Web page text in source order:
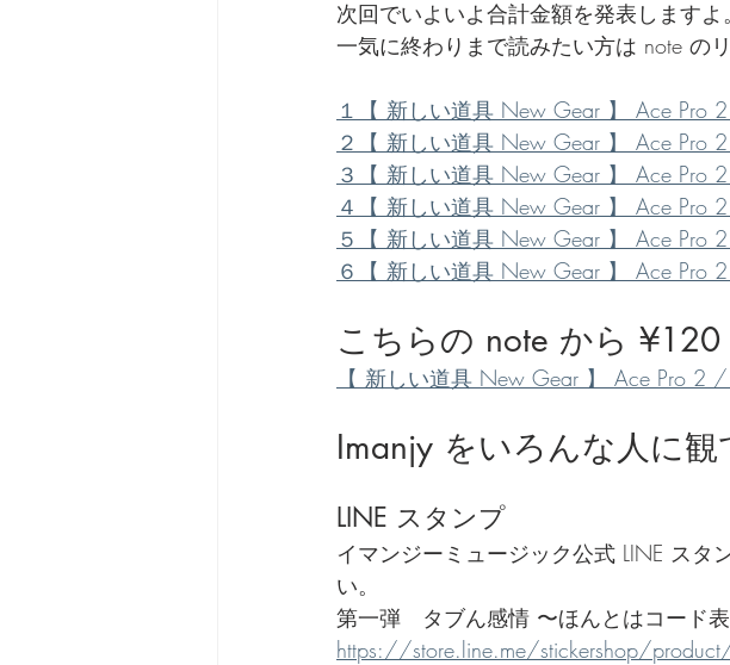
劇団 Avan 劇伴が出来るまでを追ったドキュメンタリ
次回でいよいよ合計金額を発表しますよ。
一気に終わりまで読みたい方は note の
１【 新しい道具 New Gear 】 Ace Pro
２【 新しい道具 New Gear 】 Ace Pro
３【 新しい道具 New Gear 】 Ace Pro
４【 新しい道具 New Gear 】 Ace Pro
５【 新しい道具 New Gear 】 Ace Pro
６【 新しい道具 New Gear 】 Ace Pro
こちらの note から
【 新しい道具 New Gear 】 Ace Pro 2
Imanjy をいろんな人に観
LINE スタンプ
イマンジーミュージック公式 LINE ス
い。
第一弾　タブん感情 〜ほんとはコード
https://store.line.me/stickershop/